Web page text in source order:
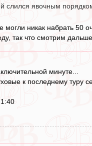
слился явочным
могли никак набрать 50
так что смотрим
минуте...
к последнему туру